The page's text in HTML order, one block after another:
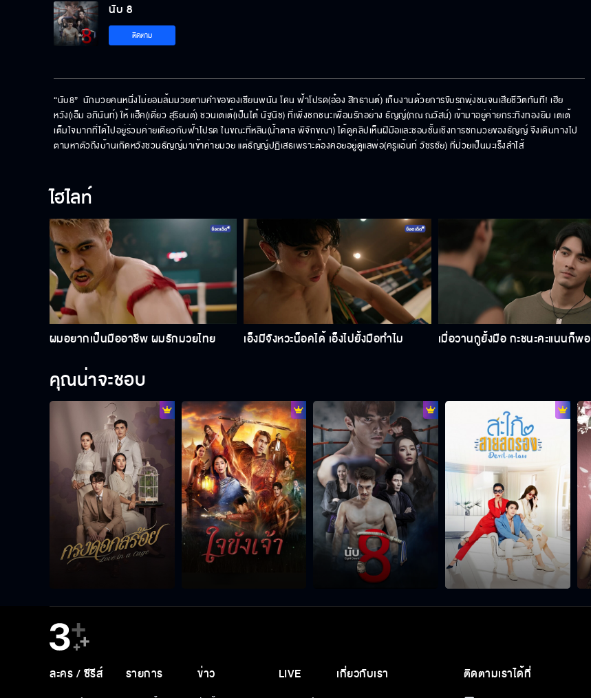
นับ 8
ติดตาม
“นับ8”  นักมวยคนหนึ่งไม่ยอมล้มมวยตามคำขอของเซียนพนัน โดน ฟ้าโปรด(อ๋อง สิทธานต์) เก็บงานด้วยการขับรถพุ่งชนจนเสียชีวิตทันที! เฮีย
หวัง(เอ็ม อภินันท์) ให้ แฮ็ค(เดี่ยว สุริยนต์) ชวนเตเต้(เป็นไต๋ นัฐนิช) ที่เพิ่งชกชนะเพื่อนรักอย่าง ธัญญ์(ภณ ณวัสน์) เข้ามาอยู่ค่ายกระทิงทองยิม เตเต้
เต็มใจมากที่ได้ไปอยู่ร่วมค่ายเดียวกับฟ้าโปรด ในขณะที่หลิน(น้ำตาล พิจักขณา) ได้ดูคลิปเห็นฝีมือและชอบชั้นเชิงการชกมวยของธัญญ์ จึงเดินทางไป
ตามหาตัวถึงบ้านเกิดหวังชวนธัญญ์มาเข้าค่ายมวย แต่ธัญญ์ปฏิเสธเพราะต้องคอยอยู่ดูแลพ่อ(ครูแอ้นท์ วัชรชัย) ที่ป่วยเป็นมะเร็งลำไส้
ไฮไลท์
ผมอยากเป็นมืออาชีพ ผมรักมวยไทย เอ็งมีจังหวะน็อคได้ เอ็งไปยั้งมือทำไม เมื่อวานกูยั้งมือ กะชนะคะแนนก็พอ
คุณน่าจะชอบ
ละคร / ซีรีส์ รายการ ข่าว LIVE เกี่ยวกับเรา ติดตามเราได้ที่